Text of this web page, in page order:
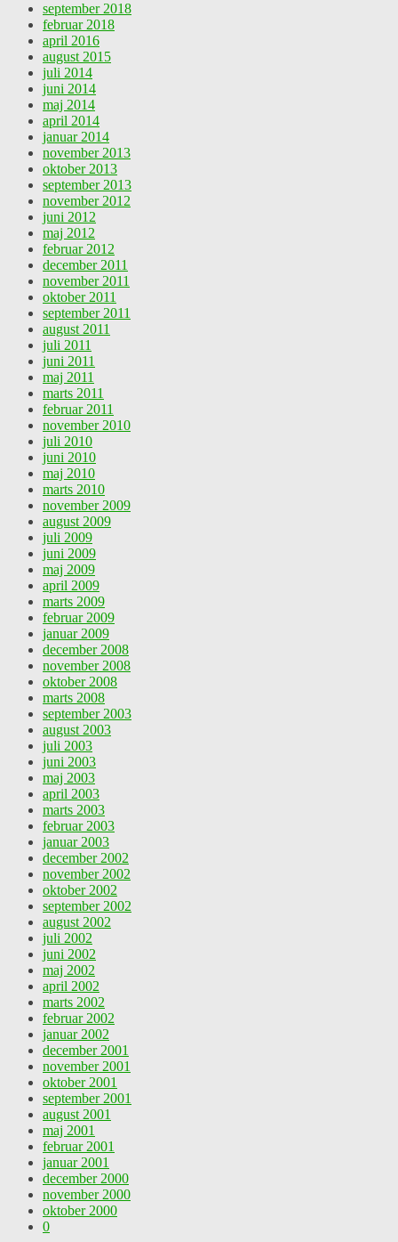
september 2018
februar 2018
april 2016
august 2015
juli 2014
juni 2014
maj 2014
april 2014
januar 2014
november 2013
oktober 2013
september 2013
november 2012
juni 2012
maj 2012
februar 2012
december 2011
november 2011
oktober 2011
september 2011
august 2011
juli 2011
juni 2011
maj 2011
marts 2011
februar 2011
november 2010
juli 2010
juni 2010
maj 2010
marts 2010
november 2009
august 2009
juli 2009
juni 2009
maj 2009
april 2009
marts 2009
februar 2009
januar 2009
december 2008
november 2008
oktober 2008
marts 2008
september 2003
august 2003
juli 2003
juni 2003
maj 2003
april 2003
marts 2003
februar 2003
januar 2003
december 2002
november 2002
oktober 2002
september 2002
august 2002
juli 2002
juni 2002
maj 2002
april 2002
marts 2002
februar 2002
januar 2002
december 2001
november 2001
oktober 2001
september 2001
august 2001
maj 2001
februar 2001
januar 2001
december 2000
november 2000
oktober 2000
0